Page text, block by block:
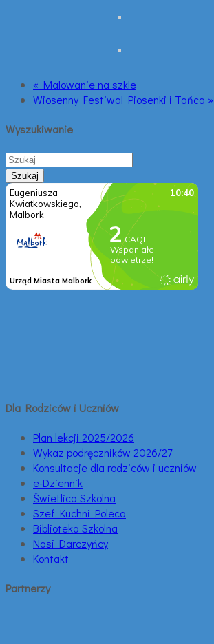
« Malowanie na szkle
Wiosenny Festiwal Piosenki i Tańca »
Wyszukiwanie
Dla Rodziców i Uczniów
Plan lekcji 2025/2026
Wykaz podręczników 2026/27
Konsultacje dla rodziców i uczniów
e-Dziennik
Świetlica Szkolna
Szef Kuchni Poleca
Biblioteka Szkolna
Nasi Darczyńcy
Kontakt
Partnerzy